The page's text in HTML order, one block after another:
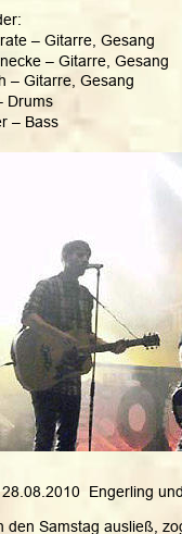
– Gitarre, Gesang
– Gitarre, Gesang
– Gitarre, Gesang
Drums
– Bass
Engerling
den Samstag ausließ,